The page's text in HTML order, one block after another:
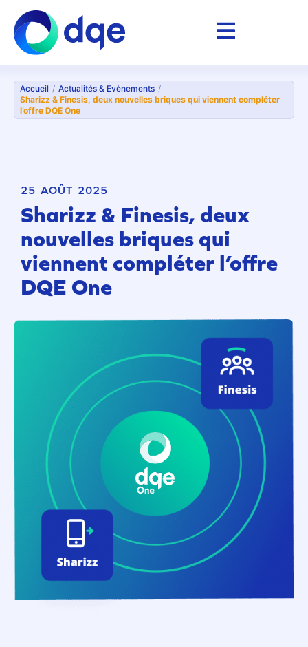
Accueil / Actualités & Evènements /
Sharizz & Finesis, deux nouvelles briques qui viennent compléter
l’offre DQE One
25 AOÛT 2025
Sharizz & Finesis, deux
nouvelles briques qui
viennent compléter l’offre
DQE One